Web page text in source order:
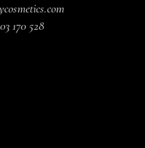
170 528